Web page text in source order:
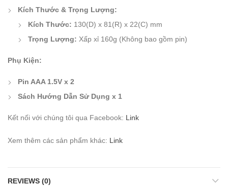
Kích Thước & Trọng Lượng:
Kích Thước: 130(D) x 81(R) x 22(C) mm
Trọng Lượng: Xấp xỉ 160g (Không bao gồm pin)
Phụ Kiện:
Pin AAA 1.5V x 2
Sách Hướng Dẫn Sử Dụng x 1
Kết nối với chúng tôi qua Facebook: Link
Xem thêm các sản phẩm khác: Link
REVIEWS (0)